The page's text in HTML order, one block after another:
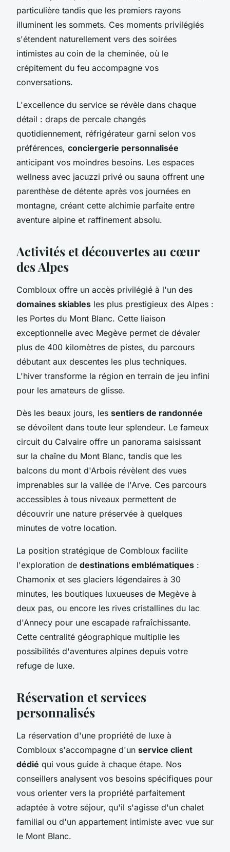
particulière tandis que les premiers rayons
illuminent les sommets. Ces moments privilégiés
s'étendent naturellement vers des soirées
intimistes au coin de la cheminée, où le
crépitement du feu accompagne vos
conversations.
L'excellence du service se révèle dans chaque
détail : draps de percale changés
quotidiennement, réfrigérateur garni selon vos
préférences, conciergerie personnalisée
anticipant vos moindres besoins. Les espaces
wellness avec jacuzzi privé ou sauna offrent une
parenthèse de détente après vos journées en
montagne, créant cette alchimie parfaite entre
aventure alpine et raffinement absolu.
Activités et découvertes au cœur
des Alpes
Combloux offre un accès privilégié à l'un des
domaines skiables les plus prestigieux des Alpes :
les Portes du Mont Blanc. Cette liaison
exceptionnelle avec Megève permet de dévaler
plus de 400 kilomètres de pistes, du parcours
débutant aux descentes les plus techniques.
L'hiver transforme la région en terrain de jeu infini
pour les amateurs de glisse.
Dès les beaux jours, les sentiers de randonnée
se dévoilent dans toute leur splendeur. Le fameux
circuit du Calvaire offre un panorama saisissant
sur la chaîne du Mont Blanc, tandis que les
balcons du mont d'Arbois révèlent des vues
imprenables sur la vallée de l'Arve. Ces parcours
accessibles à tous niveaux permettent de
découvrir une nature préservée à quelques
minutes de votre location.
La position stratégique de Combloux facilite
l'exploration de destinations emblématiques :
Chamonix et ses glaciers légendaires à 30
minutes, les boutiques luxueuses de Megève à
deux pas, ou encore les rives cristallines du lac
d'Annecy pour une escapade rafraîchissante.
Cette centralité géographique multiplie les
possibilités d'aventures alpines depuis votre
refuge de luxe.
Réservation et services
personnalisés
La réservation d'une propriété de luxe à
Combloux s'accompagne d'un service client
dédié qui vous guide à chaque étape. Nos
conseillers analysent vos besoins spécifiques pour
vous orienter vers la propriété parfaitement
adaptée à votre séjour, qu'il s'agisse d'un chalet
familial ou d'un appartement intimiste avec vue sur
le Mont Blanc.